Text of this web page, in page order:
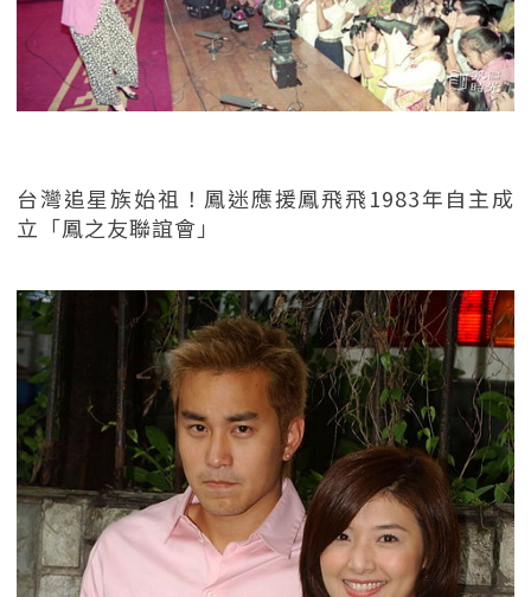
台灣追星族始祖！鳳迷應援鳳飛飛1983年自主成
立「鳳之友聯誼會」